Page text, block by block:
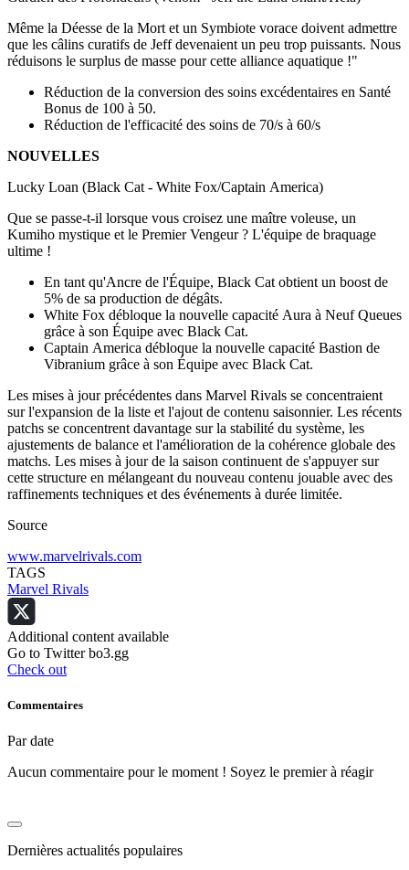
Même la Déesse de la Mort et un Symbiote vorace doivent admettre
que les câlins curatifs de Jeff devenaient un peu trop puissants. Nous
réduisons le surplus de masse pour cette alliance aquatique !"
Réduction de la conversion des soins excédentaires en Santé
Bonus de 100 à 50.
Réduction de l'efficacité des soins de 70/s à 60/s
NOUVELLES
Lucky Loan (Black Cat - White Fox/Captain America)
Que se passe-t-il lorsque vous croisez une maître voleuse, un
Kumiho mystique et le Premier Vengeur ? L'équipe de braquage
ultime !
En tant qu'Ancre de l'Équipe, Black Cat obtient un boost de
5% de sa production de dégâts.
White Fox débloque la nouvelle capacité Aura à Neuf Queues
grâce à son Équipe avec Black Cat.
Captain America débloque la nouvelle capacité Bastion de
Vibranium grâce à son Équipe avec Black Cat.
Les mises à jour précédentes dans Marvel Rivals se concentraient
sur l'expansion de la liste et l'ajout de contenu saisonnier. Les récents
patchs se concentrent davantage sur la stabilité du système, les
ajustements de balance et l'amélioration de la cohérence globale des
matchs. Les mises à jour de la saison continuent de s'appuyer sur
cette structure en mélangeant du nouveau contenu jouable avec des
raffinements techniques et des événements à durée limitée.
Source
www.marvelrivals.com
TAGS
Marvel Rivals
Additional content available
Go to Twitter bo3.gg
Check out
Commentaires
Par date
Aucun commentaire pour le moment ! Soyez le premier à réagir
Dernières actualités populaires